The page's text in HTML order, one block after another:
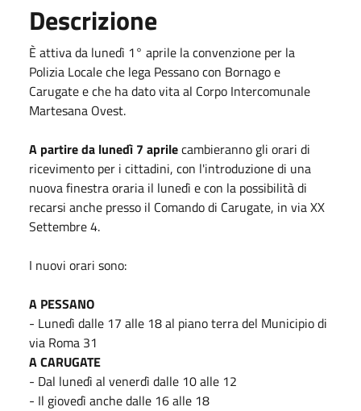
Descrizione
È attiva da lunedì 1° aprile la convenzione per la
Polizia Locale che lega Pessano con Bornago e
Carugate e che ha dato vita al Corpo Intercomunale
Martesana Ovest.
A partire da lunedì 7 aprilecambieranno gli orari di
ricevimento per i cittadini, con l'introduzione di una
nuova finestra oraria il lunedì e con la possibilità di
recarsi anche presso il Comando di Carugate, in via XX
Settembre 4.
I nuovi orari sono:
A PESSANO
- Lunedì dalle 17 alle 18 al piano terra del Municipio di
via Roma 31
A CARUGATE
- Dal lunedì al venerdì dalle 10 alle 12
- Il giovedì anche dalle 16 alle 18